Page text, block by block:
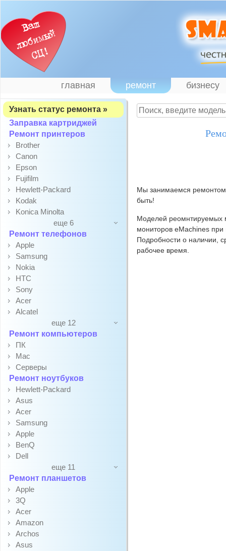
главная ремонт бизнесу
Узнать статус ремонта »
Заправка картриджей
Ремонт принтеров
Brother
Canon
Epson
Fujifilm
Hewlett-Packard
Kodak
Konica Minolta
еще 6
Ремонт телефонов
Apple
Samsung
Nokia
HTC
Sony
Acer
Alcatel
еще 12
Ремонт компьютеров
ПК
Mac
Серверы
Ремонт ноутбуков
Hewlett-Packard
Asus
Acer
Samsung
Apple
BenQ
Dell
еще 11
Ремонт планшетов
Apple
3Q
Acer
Amazon
Archos
Asus
Мы занимаемся ремонтом
быть!
Моделей реомнтируемых
мониторов eMachines при
Подробности о наличии,
рабочее время.